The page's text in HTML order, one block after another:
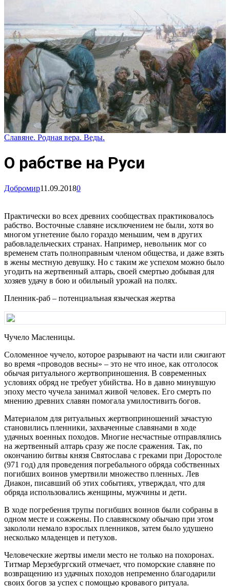
Славяне. Родная вера. Веды.
О рабстве на Руси
Добромир11.09.20180
Практически во всех древних сообществах практиковалось
рабство. Восточные славяне исключением не были, хотя во
многом угнетение было гораздо меньшим, чем в других
рабовладельческих странах. Например, невольник мог со
временем стать полноправным членом общества, и даже взять
в жены местную девушку. Но с таким же успехом можно было
угодить на жертвенный алтарь, своей смертью добывая для
хозяев удачу в бою и обильный урожай на полях.
Пленник-раб – потенциальная языческая жертва
Чучело Масленицы.
Соломенное чучело, которое разрывают на части или сжигают
во время «проводов весны» – это не что иное, как отголосок
обычая ритуального жертвоприношения. В современных
условиях обряд не требует убийства. Но в давно минувшую
эпоху место чучела занимал живой человек. Его смерть по
мнению древних славян помогала умилостивить богов.
Материалом для ритуальных жертвоприношений зачастую
становились пленники, захваченные славянами в ходе
удачных военных походов. Многие несчастные отправлялись
на жертвенный алтарь сразу же после сражения. Так, по
окончанию битвы князя Святослава с греками при Доростоле
(971 год) для проведения погребального обряда собственных
погибших воинов умертвили множество пленных. Лев
Диакон, писавший об этих событиях, утверждал, что для
обряда использовались женщины, мужчины и дети.
В ходе погребения трупы погибших воинов были собраны в
одном месте и сожжены. По славянскому обычаю при этом
закололи немало взрослых пленников, затем было удушено
несколько младенцев и петухов.
Человеческие жертвы имели место не только на похоронах.
Титмар Мерзебургский отмечает, что поморские славяне по
возвращению из удачных походов непременно благодарили
своих богов за успех с помощью кровавого ритуала.